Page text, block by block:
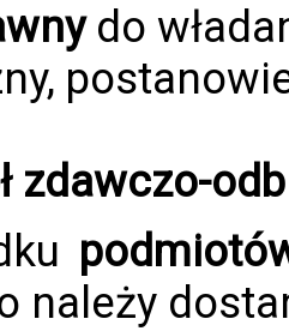
do
zdawczo-
należy